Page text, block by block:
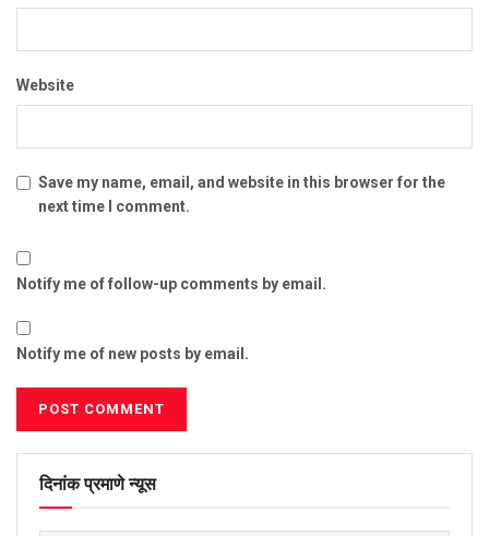
Website
Save my name, email, and website in this browser for the
next time I comment.
Notify me of follow-up comments by email.
Notify me of new posts by email.
दिनांक प्रमाणे न्यूस